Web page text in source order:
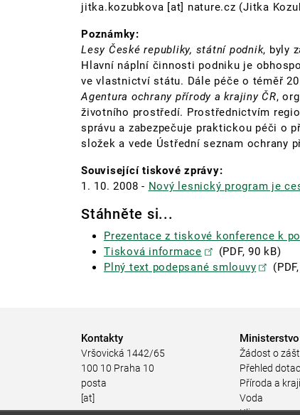
jitka.kozubkova [at] nature.cz (Jitka
Poznámky:
Lesy České republiky, státní podnik, byly
Hlavní náplní činnosti podniku je
ve vlastnictví státu. Dále péče o téměř
Agentura ochrany přírody a krajiny ČR,
životního prostředí. Prostřednictvím
správu a zabezpečuje praktickou péči o
složek a vede Ústřední seznam ochrany
Související tiskové zprávy:
1. 10. 2008 - Nový lesnický program je
Stáhněte si...
Prezentace z tiskové konference k
Tisková informace
(PDF, 90 kB)
Plný text podepsané smlouvy
Kontakty
Vršovická 1442/65
100 10 Praha 10
posta
[at]
Ministerstvo
Žádost o
Přehled
Příroda a
Voda